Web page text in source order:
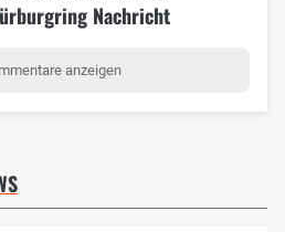
Nachricht
anzeigen